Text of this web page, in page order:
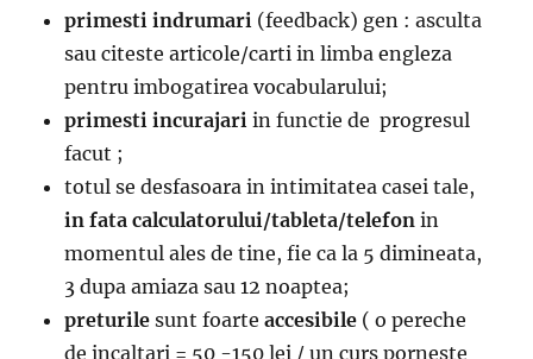
primesti indrumari (feedback) gen : asculta
sau citeste articole/carti in limba engleza
pentru imbogatirea vocabularului;
primesti incurajari in functie de progresul
facut ;
totul se desfasoara in intimitatea casei tale,
in fata calculatorului/tableta/telefonin
momentul ales de tine, fie ca la 5 dimineata,
3 dupa amiaza sau 12 noaptea;
preturile sunt foarteaccesibile ( o pereche
de incaltari = 50 -150 lei / un curs porneste